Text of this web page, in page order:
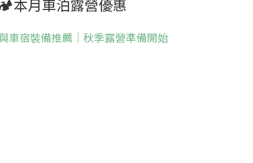
本月車泊露營優惠
車宿裝備推薦｜秋季露營準備開始